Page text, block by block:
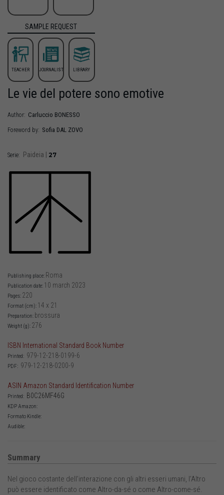
SAMPLE REQUEST
TEACHER JOURNALIST LIBRARY
Le vie del potere sono emotive
Author: Carluccio BONESSO
Foreword by: Sofia DAL ZOVO
Serie: Paideia 27
Publishing place: Roma
Publication date: 10 march 2023
Pages: 220
Format (cm): 14 x 21
Preparation: brossura
Weight (g): 276
ISBN International Standard Book Number
Printed: 979-12-218-0199-6
PDF: 979-12-218-0200-9
ASIN Amazon Standard Identification Number
Printed: B0C26MF46G
KDP Amazon:
Formato Kindle:
Audible:
Summary
Nel gioco costante dell’interazione con gli altri esseri umani, l’Altro
può essere identificato come Altro-da-sé o come Altro-come-sé.